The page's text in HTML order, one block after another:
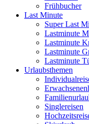
Frühbucher
Last Minute
Super Last
Lastminute
Lastminute
Lastminute
Lastminute
Urlaubsthemen
Singlereisen